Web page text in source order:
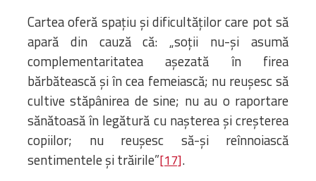
Cartea oferă spațiu și dificultăților care pot să
apară din cauză că: „soții nu-și asumă
complementaritatea așezată în firea
bărbătească și în cea femeiască; nu reușesc să
cultive stăpânirea de sine; nu au o raportare
sănătoasă în legătură cu nașterea și creșterea
copiilor; nu reușesc să-și reînnoiască
sentimentele și trăirile”[17].